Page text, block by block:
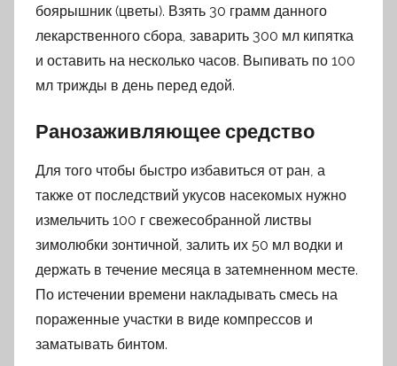
боярышник (цветы). Взять 30 грамм данного
лекарственного сбора, заварить 300 мл кипятка
и оставить на несколько часов. Выпивать по 100
мл трижды в день перед едой.
Ранозаживляющее средство
Для того чтобы быстро избавиться от ран, а
также от последствий укусов насекомых нужно
измельчить 100 г свежесобранной листвы
зимолюбки зонтичной, залить их 50 мл водки и
держать в течение месяца в затемненном месте.
По истечении времени накладывать смесь на
пораженные участки в виде компрессов и
заматывать бинтом.